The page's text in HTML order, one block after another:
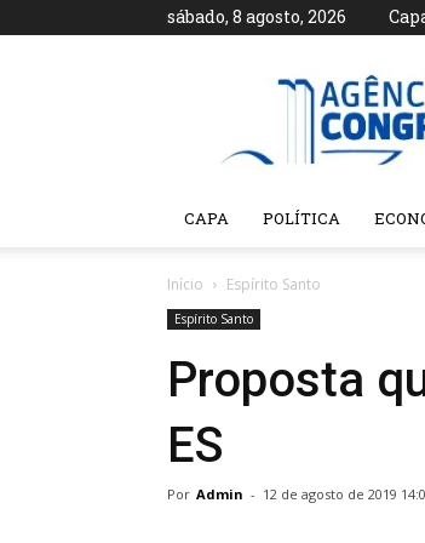
sábado, 8 agosto, 2026
Agência
CAPA POLÍTICA
Início Espírito Santo
Espírito Santo
Proposta
ES
Por Admin - 12 de agosto de 2019